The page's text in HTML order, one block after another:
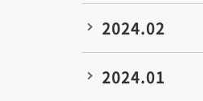
2024.02
2024.01